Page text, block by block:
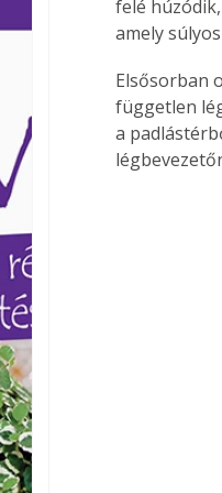
Ezermester
Laptapir kényelmes
mert: – t
felé
amely
Elsősorban
független
a